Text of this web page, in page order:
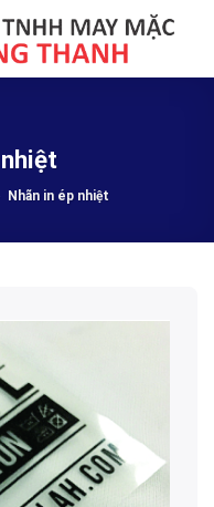
Nhãn in ép nhiệt